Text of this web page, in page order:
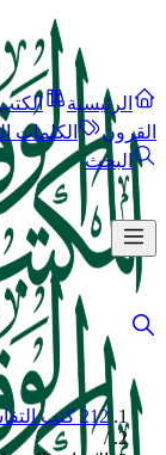
الرئيسية
القرون
الكلمات
البحث
212 كتب التفاسير
/